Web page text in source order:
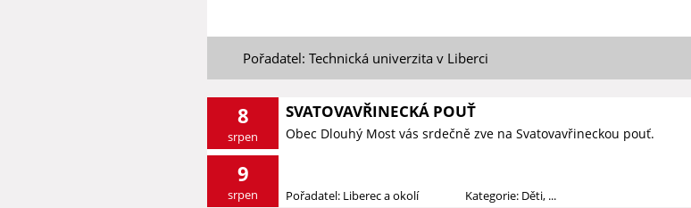
Pořadatel: Technická univerzita v Liberci
8
srpen
9
srpen
SVATOVAVŘINECKÁ POUŤ
Obec Dlouhý Most vás srdečně zve na Svatovavřineckou pouť.
Pořadatel: Liberec a okolí Kategorie: Děti, ...